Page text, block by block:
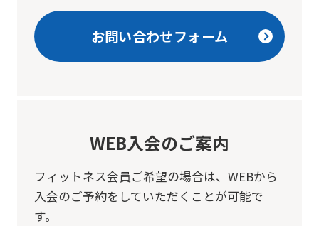
お問い合わせフォーム
WEB入会のご案内
フィットネス会員ご希望の場合は、 WEBから
入会のご予約をしていただくことが可能で
す。
content.
We
ask
understand
this
before